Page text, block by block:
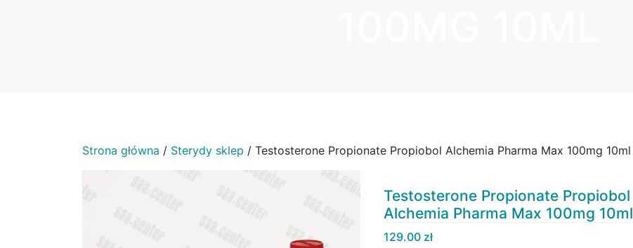
Strona główna / Sterydy sklep / Testosterone Propionate Propiobol Alchemia Pharma Max 100mg 10ml
Testosterone Propionate Propiobol
Alchemia Pharma Max 100mg 10ml
129.00 zł